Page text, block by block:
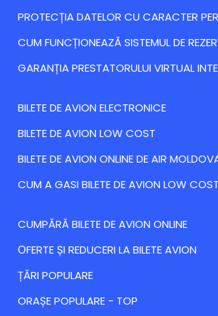
PROTECȚIA DATELOR CU CARACTER
CUM FUNCȚIONEAZĂ SISTEMUL DE
GARANȚIA PRESTATORULUI VIRTUAL
BILETE DE AVION ELECTRONICE
BILETE DE AVION LOW COST
BILETE DE AVION ONLINE DE AIR
CUM A GASI BILETE DE AVION LOW
CUMPĂRĂ BILETE DE AVION ONLINE
ОFERTE ȘI REDUCERI LA BILETE AVION
ȚĂRI POPULARE
ORAȘE POPULARE - TOP